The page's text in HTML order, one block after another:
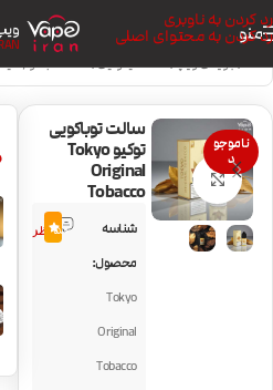
رد کردن به ناوبری
رد کردن به محتوای اصلی
منو
خانه/جویس ویپ/سالت نیکوتین/سالت تنباکو
ناموجو
د
بزرگنمایی تصویر
سالت توباکویی
توکیو Tokyo
Original
Tobacco
شناسه
محصول:
Tokyo
Original
Tobacco
5
نظر5.0